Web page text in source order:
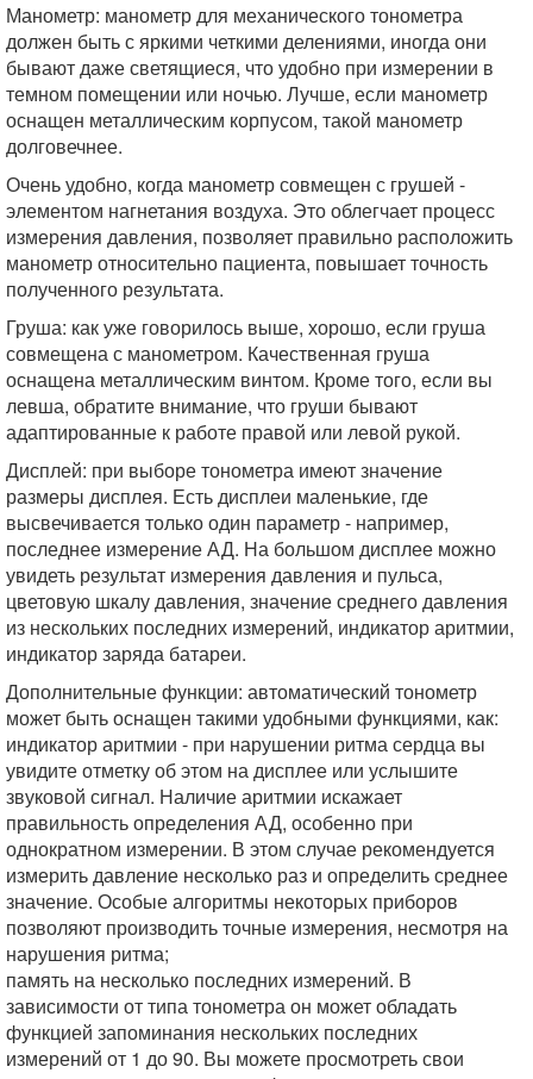
Манометр: манометр для механического тонометра
должен быть с яркими четкими делениями, иногда они
бывают даже светящиеся, что удобно при измерении в
темном помещении или ночью. Лучше, если манометр
оснащен металлическим корпусом, такой манометр
долговечнее.
Очень удобно, когда манометр совмещен с грушей -
элементом нагнетания воздуха. Это облегчает процесс
измерения давления, позволяет правильно расположить
манометр относительно пациента, повышает точность
полученного результата.
Груша: как уже говорилось выше, хорошо, если груша
совмещена с манометром. Качественная груша
оснащена металлическим винтом. Кроме того, если вы
левша, обратите внимание, что груши бывают
адаптированные к работе правой или левой рукой.
Дисплей: при выборе тонометра имеют значение
размеры дисплея. Есть дисплеи маленькие, где
высвечивается только один параметр - например,
последнее измерение АД. На большом дисплее можно
увидеть результат измерения давления и пульса,
цветовую шкалу давления, значение среднего давления
из нескольких последних измерений, индикатор аритмии,
индикатор заряда батареи.
Дополнительные функции: автоматический тонометр
может быть оснащен такими удобными функциями, как:
индикатор аритмии - при нарушении ритма сердца вы
увидите отметку об этом на дисплее или услышите
звуковой сигнал. Наличие аритмии искажает
правильность определения АД, особенно при
однократном измерении. В этом случае рекомендуется
измерить давление несколько раз и определить среднее
значение. Особые алгоритмы некоторых приборов
позволяют производить точные измерения, несмотря на
нарушения ритма;
память на несколько последних измерений. В
зависимости от типа тонометра он может обладать
функцией запоминания нескольких последних
измерений от 1 до 90. Вы можете просмотреть свои